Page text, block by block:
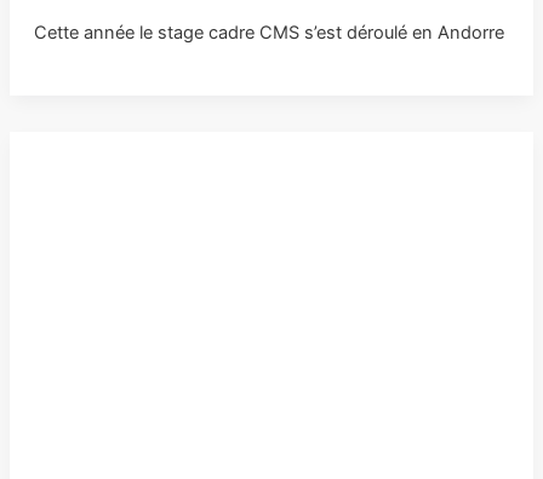
Cette année le stage cadre CMS s’est déroulé en Andorre